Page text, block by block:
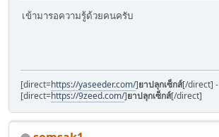
เข้ามารอความรู้ด้วยคนครับ
[direct=https://yaseeder.com/]ยาปลุกเซ็กส์[/direct] -
[direct=https://9zeed.com/]ยาปลุกเซ็กส์[/direct]